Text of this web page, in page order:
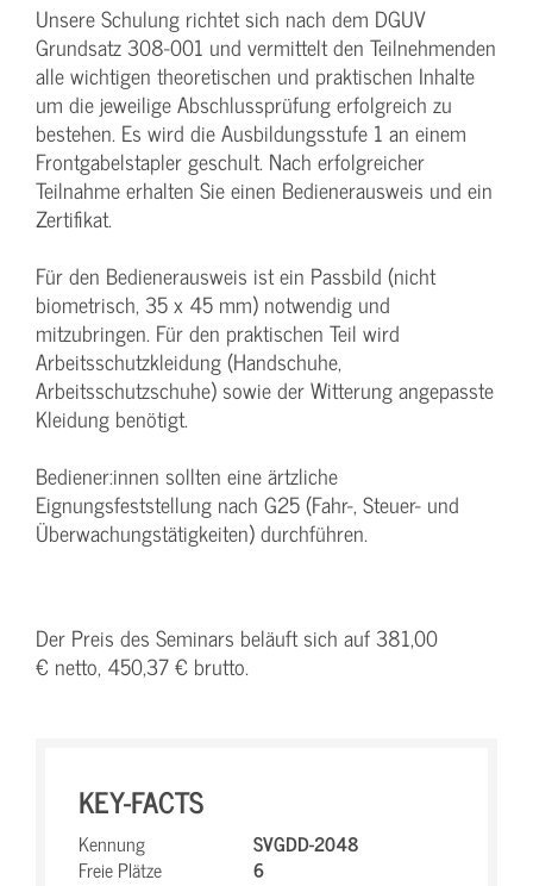
Unsere Schulung richtet sich nach dem DGUV
Grundsatz 308-001 und vermittelt den Teilnehmenden
alle wichtigen theoretischen und praktischen Inhalte
um die jeweilige Abschlussprüfung erfolgreich zu
bestehen. Es wird die Ausbildungsstufe 1 an einem
Frontgabelstapler geschult. Nach erfolgreicher
Teilnahme erhalten Sie einen Bedienerausweis und ein
Zertifikat.
Für den Bedienerausweis ist ein Passbild (nicht
biometrisch, 35 x 45 mm) notwendig und
mitzubringen. Für den praktischen Teil wird
Arbeitsschutzkleidung (Handschuhe,
Arbeitsschutzschuhe) sowie der Witterung angepasste
Kleidung benötigt.
Bediener:innen sollten eine ärtzliche
Eignungsfeststellung nach G25 (Fahr-, Steuer- und
Überwachungstätigkeiten) durchführen.
Der Preis des Seminars beläuft sich auf 381,00
€ netto, 450,37 € brutto.
KEY-FACTS
Kennung
SVGDD-2048
Freie Plätze
6